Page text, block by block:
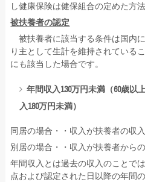
し健康保険は健保組合の定めた方
被扶養者の認定
被扶養者に該当する条件は国内
り主として生計を維持されてい
にも該当した場合です。
年間収入130万円未満（60歳
入180万円未満）
同居の場合・・収入が扶養者の収
別居の場合・・収入が扶養者から
年間収入とは過去の収入のことで
点および認定された日以降の年間